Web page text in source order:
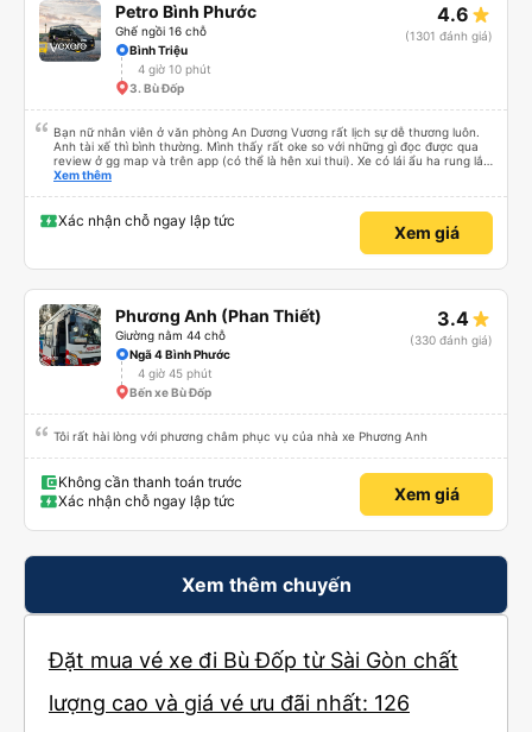
Petro Bình Phước
Ghế ngồi 16 chỗ
4.6
(1301 đánh giá)
Bình Triệu
4 giờ 10 phút
3. Bù Đốp
Bạn nữ nhân viên ở văn phòng An Dương Vương rất lịch sự dễ thương luôn.
Anh tài xế thì bình thường. Mình thấy rất oke so với những gì đọc được qua
review ở gg map và trên app (có thể là hên xui thui). Xe có lái ẩu ha rung lắc
hay không thì cũng ko rõ tại mình say xe nên ngủ ko à
Xem thêm
Xác nhận chỗ ngay lập tức
Xem giá
Phương Anh (Phan Thiết)
Giường nằm 44 chỗ
3.4
(330 đánh giá)
Ngã 4 Bình Phước
4 giờ 45 phút
Bến xe Bù Đốp
Tôi rất hài lòng với phương châm phục vụ của nhà xe Phương Anh
Không cần thanh toán trước
Xác nhận chỗ ngay lập tức
Xem giá
Xem thêm chuyến
Đặt mua vé xe đi Bù Đốp từ Sài Gòn chất
lượng cao và giá vé ưu đãi nhất: 126